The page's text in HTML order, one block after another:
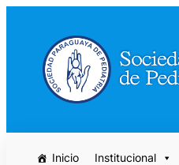
contenido
Inicio Institucional